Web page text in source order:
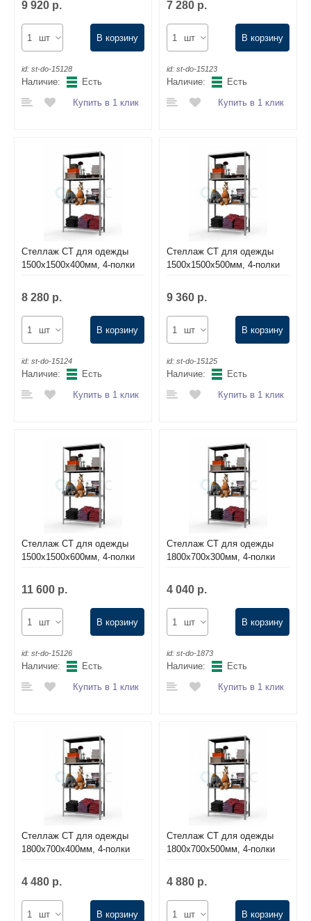
9 920 р.
шт В корзину
id: st-do-15128
Наличие:
Есть
Купить в 1 клик
7 280 р.
шт В корзину
id: st-do-15123
Наличие:
Есть
Купить в 1 клик
Стеллаж СТ для одежды
1500х1500х400мм, 4-полки
8 280 р.
шт В корзину
id: st-do-15124
Наличие:
Есть
Купить в 1 клик
Стеллаж СТ для одежды
1500х1500х500мм, 4-полки
9 360 р.
шт В корзину
id: st-do-15125
Наличие:
Есть
Купить в 1 клик
Стеллаж СТ для одежды
1500х1500х600мм, 4-полки
11 600 р.
шт В корзину
id: st-do-15126
Наличие:
Есть
Купить в 1 клик
Стеллаж СТ для одежды
1800х700х300мм, 4-полки
4 040 р.
шт В корзину
id: st-do-1873
Наличие:
Есть
Купить в 1 клик
Стеллаж СТ для одежды
1800х700х400мм, 4-полки
4 480 р.
шт В корзину
Стеллаж СТ для одежды
1800х700х500мм, 4-полки
4 880 р.
шт В корзину